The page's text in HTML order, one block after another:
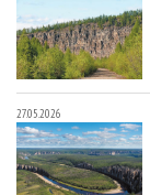
27.05.2026